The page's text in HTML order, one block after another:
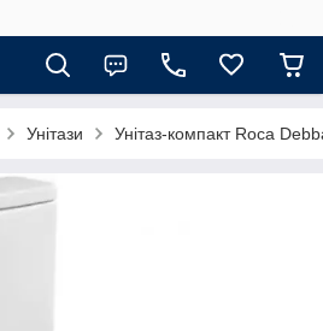
Унітази Унітаз-компакт Roca